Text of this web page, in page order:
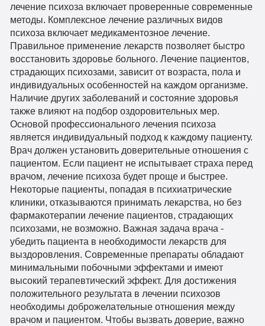
лечение психоза включает проверенные современные
методы. Комплексное лечение различных видов
психоза включает медикаментозное лечение.
Правильное применение лекарств позволяет быстро
восстановить здоровье больного. Лечение пациентов,
страдающих психозами, зависит от возраста, пола и
индивидуальных особенностей на каждом организме.
Наличие других заболеваний и состояние здоровья
также влияют на подбор оздоровительных мер.
Основой профессионального лечения психоза
является индивидуальный подход к каждому пациенту.
Врач должен установить доверительные отношения с
пациентом. Если пациент не испытывает страха перед
врачом, лечение психоза будет проще и быстрее.
Некоторые пациенты, попадая в психиатрические
клиники, отказываются принимать лекарства, но без
фармакотерапии лечение пациентов, страдающих
психозами, не возможно. Важная задача врача -
убедить пациента в необходимости лекарств для
выздоровления. Современные препараты обладают
минимальными побочными эффектами и имеют
высокий терапевтический эффект. Для достижения
положительного результата в лечении психозов
необходимы доброжелательные отношения между
врачом и пациентом. Чтобы вызвать доверие, важно